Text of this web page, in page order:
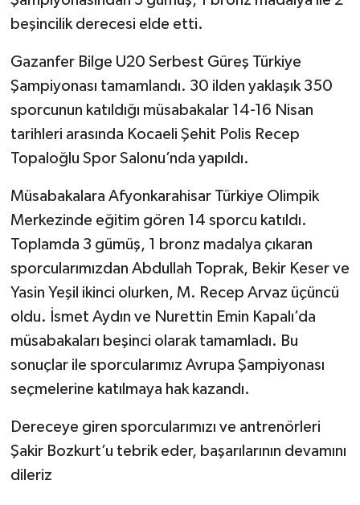
beşincilik derecesi elde etti.
Gazanfer Bilge U20 Serbest Güreş Türkiye
Şampiyonası tamamlandı. 30 ilden yaklaşık 350
sporcunun katıldığı müsabakalar 14-16 Nisan
tarihleri arasında Kocaeli Şehit Polis Recep
Topaloğlu Spor Salonu’nda yapıldı.
Müsabakalara Afyonkarahisar Türkiye Olimpik
Merkezinde eğitim gören 14 sporcu katıldı.
Toplamda 3 gümüş, 1 bronz madalya çıkaran
sporcularımızdan Abdullah Toprak, Bekir Keser ve
Yasin Yeşil ikinci olurken, M. Recep Arvaz üçüncü
oldu. İsmet Aydın ve Nurettin Emin Kapalı’da
müsabakaları beşinci olarak tamamladı. Bu
sonuçlar ile sporcularımız Avrupa Şampiyonası
seçmelerine katılmaya hak kazandı.
Dereceye giren sporcularımızı ve antrenörleri
Şakir Bozkurt’u tebrik eder, başarılarının devamını
dileriz